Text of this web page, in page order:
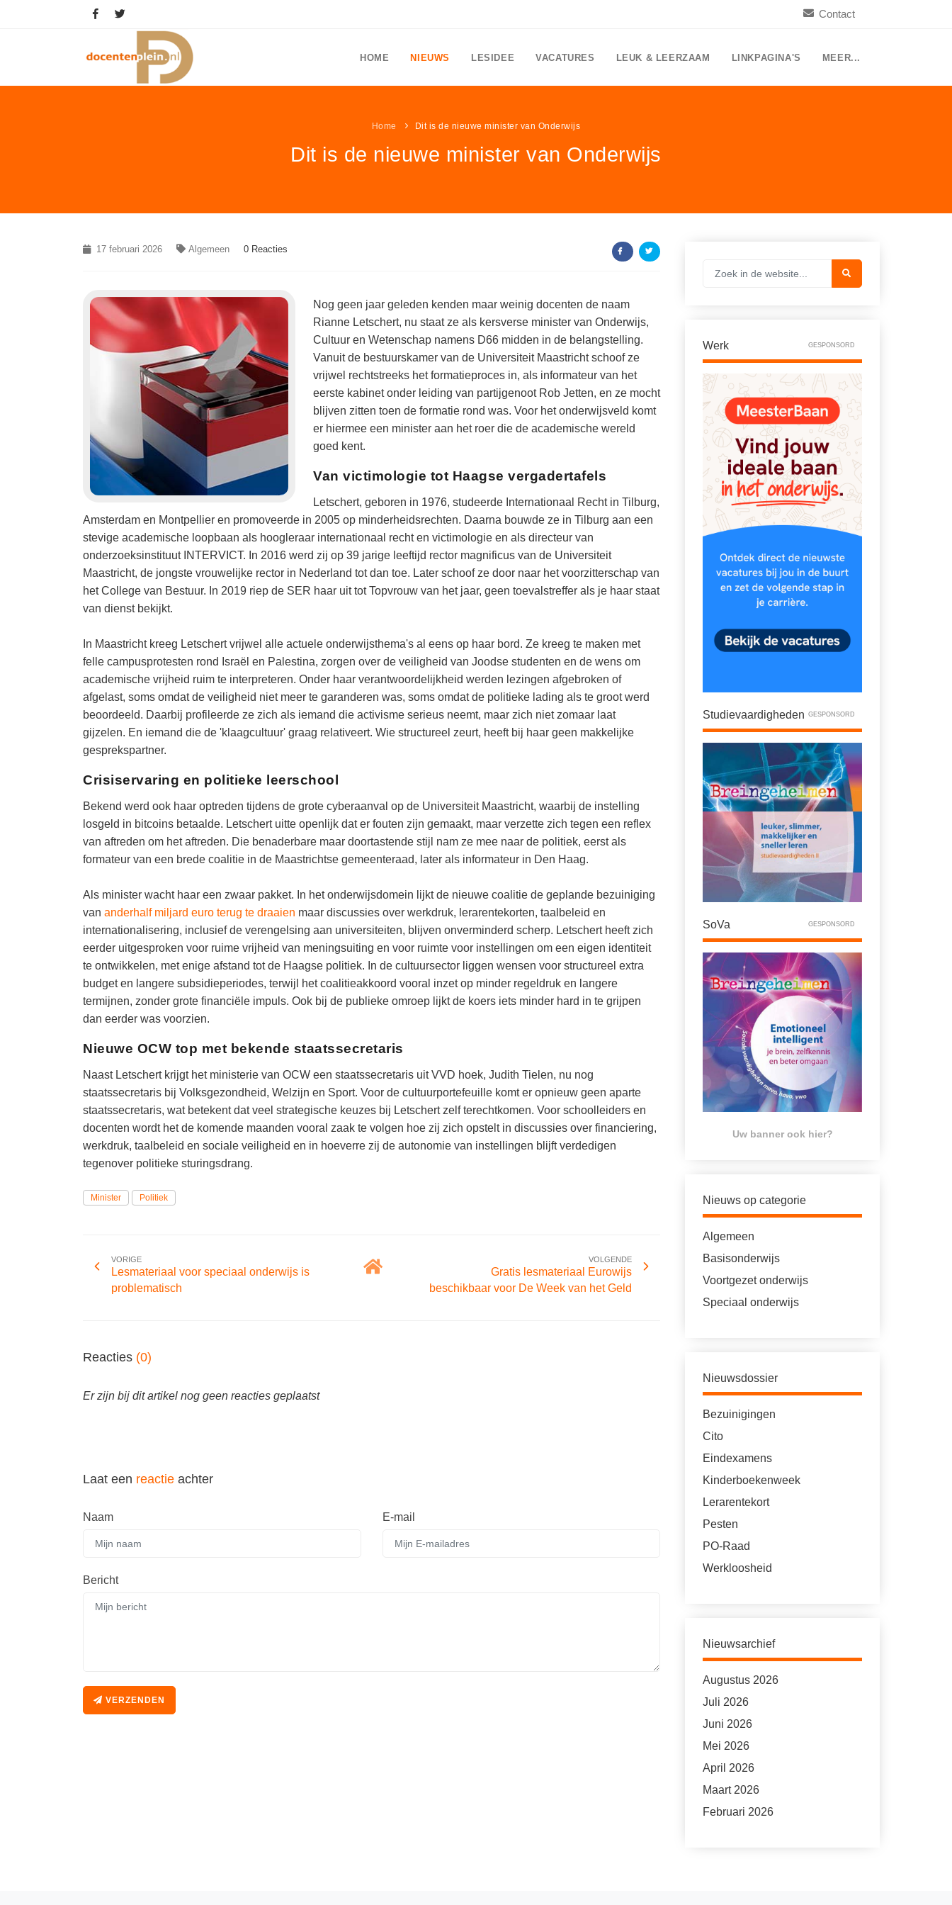
Contact
HOME NIEUWS LESIDEE VACATURES LEUK & LEERZAAM LINKPAGINA'S MEER...
Home Dit is de nieuwe minister van Onderwijs
Dit is de nieuwe minister van Onderwijs
17 februari 2026 Algemeen 0 Reacties
Nog geen jaar geleden kenden maar weinig docenten de naam
Rianne Letschert, nu staat ze als kersverse minister van Onderwijs,
Cultuur en Wetenschap namens D66 midden in de belangstelling.
Vanuit de bestuurskamer van de Universiteit Maastricht schoof ze
vrijwel rechtstreeks het formatieproces in, als informateur van het
eerste kabinet onder leiding van partijgenoot Rob Jetten, en ze mocht
blijven zitten toen de formatie rond was. Voor het onderwijsveld komt
er hiermee een minister aan het roer die de academische wereld
goed kent.
Van victimologie tot Haagse vergadertafels
Letschert, geboren in 1976, studeerde Internationaal Recht in Tilburg,
Amsterdam en Montpellier en promoveerde in 2005 op minderheidsrechten. Daarna bouwde ze in Tilburg aan een
stevige academische loopbaan als hoogleraar internationaal recht en victimologie en als directeur van
onderzoeksinstituut INTERVICT. In 2016 werd zij op 39 jarige leeftijd rector magnificus van de Universiteit
Maastricht, de jongste vrouwelijke rector in Nederland tot dan toe. Later schoof ze door naar het voorzitterschap van
het College van Bestuur. In 2019 riep de SER haar uit tot Topvrouw van het jaar, geen toevalstreffer als je haar staat
van dienst bekijkt.
In Maastricht kreeg Letschert vrijwel alle actuele onderwijsthema's al eens op haar bord. Ze kreeg te maken met
felle campusprotesten rond Israël en Palestina, zorgen over de veiligheid van Joodse studenten en de wens om
academische vrijheid ruim te interpreteren. Onder haar verantwoordelijkheid werden lezingen afgebroken of
afgelast, soms omdat de veiligheid niet meer te garanderen was, soms omdat de politieke lading als te groot werd
beoordeeld. Daarbij profileerde ze zich als iemand die activisme serieus neemt, maar zich niet zomaar laat
gijzelen. En iemand die de 'klaagcultuur' graag relativeert. Wie structureel zeurt, heeft bij haar geen makkelijke
gesprekspartner.
Crisiservaring en politieke leerschool
Bekend werd ook haar optreden tijdens de grote cyberaanval op de Universiteit Maastricht, waarbij de instelling
losgeld in bitcoins betaalde. Letschert uitte openlijk dat er fouten zijn gemaakt, maar verzette zich tegen een reflex
van aftreden om het aftreden. Die benaderbare maar doortastende stijl nam ze mee naar de politiek, eerst als
formateur van een brede coalitie in de Maastrichtse gemeenteraad, later als informateur in Den Haag.
Als minister wacht haar een zwaar pakket. In het onderwijsdomein lijkt de nieuwe coalitie de geplande bezuiniging
van anderhalf miljard euro terug te draaien maar discussies over werkdruk, lerarentekorten, taalbeleid en
internationalisering, inclusief de verengelsing aan universiteiten, blijven onverminderd scherp. Letschert heeft zich
eerder uitgesproken voor ruime vrijheid van meningsuiting en voor ruimte voor instellingen om een eigen identiteit
te ontwikkelen, met enige afstand tot de Haagse politiek. In de cultuursector liggen wensen voor structureel extra
budget en langere subsidieperiodes, terwijl het coalitieakkoord vooral inzet op minder regeldruk en langere
termijnen, zonder grote financiële impuls. Ook bij de publieke omroep lijkt de koers iets minder hard in te grijpen
dan eerder was voorzien.
Nieuwe OCW top met bekende staatssecretaris
Naast Letschert krijgt het ministerie van OCW een staatssecretaris uit VVD hoek, Judith Tielen, nu nog
staatssecretaris bij Volksgezondheid, Welzijn en Sport. Voor de cultuurportefeuille komt er opnieuw geen aparte
staatssecretaris, wat betekent dat veel strategische keuzes bij Letschert zelf terechtkomen. Voor schoolleiders en
docenten wordt het de komende maanden vooral zaak te volgen hoe zij zich opstelt in discussies over financiering,
werkdruk, taalbeleid en sociale veiligheid en in hoeverre zij de autonomie van instellingen blijft verdedigen
tegenover politieke sturingsdrang.
Minister Politiek
VORIGE
Lesmateriaal voor speciaal onderwijs is
problematisch
VOLGENDE
Gratis lesmateriaal Eurowijs
beschikbaar voor De Week van het Geld
Reacties (0)
Er zijn bij dit artikel nog geen reacties geplaatst
Laat een reactie achter
Naam E-mail
Bericht
VERZENDEN
Werk GESPONSORD
Studievaardigheden GESPONSORD
SoVa GESPONSORD
Uw banner ook hier?
Nieuws op categorie
Algemeen
Basisonderwijs
Voortgezet onderwijs
Speciaal onderwijs
Nieuwsdossier
Bezuinigingen
Cito
Eindexamens
Kinderboekenweek
Lerarentekort
Pesten
PO-Raad
Werkloosheid
Nieuwsarchief
Augustus 2026
Juli 2026
Juni 2026
Mei 2026
April 2026
Maart 2026
Februari 2026